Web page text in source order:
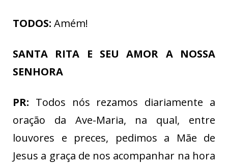
TODOS: Amém!
SANTA RITA E SEU AMOR A NOSSA
SENHORA
PR: Todos nós rezamos diariamente a
oração da Ave-Maria, na qual, entre
louvores e preces, pedimos a Mãe de
Jesus a graça de nos acompanhar na hora